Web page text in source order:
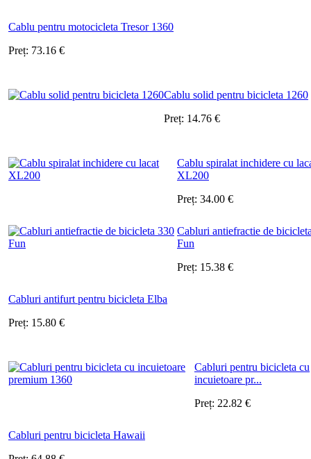
Cablu pentru motocicleta Tresor 1360
Preț: 73.16 €
Cablu solid pentru bicicleta 1260
Preț: 14.76 €
Cablu spiralat inchidere cu
XL200
Preț: 34.00 €
Cabluri antiefractie de
Fun
Preț: 15.38 €
Cabluri antifurt pentru bicicleta Elba
Preț: 15.80 €
Cabluri pentru bicicleta cu
incuietoare pr...
Preț: 22.82 €
Cabluri pentru bicicleta Hawaii